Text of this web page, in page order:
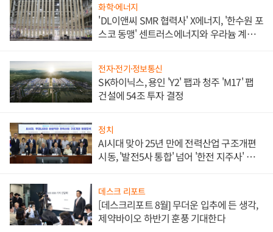
화학·에너지
'DL이앤씨 SMR 협력사' X에너지, '한수원 포
스코 동맹' 센트러스에너지와 우라늄 계약
전자·전기·정보통신
SK하이닉스, 용인 'Y2' 팹과 청주 'M17' 팹
건설에 54조 투자 결정
정치
AI시대 맞아 25년 만에 전력산업 구조개편
시동, '발전5사 통합' 넘어 '한전 지주사' 재편
데스크 리포트
[데스크리포트 8월] 무더운 입추에 든 생각,
제약바이오 하반기 훈풍 기대한다